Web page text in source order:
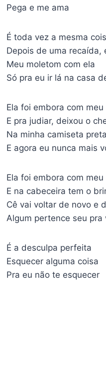
Pega e me ama
É toda vez a mesma
Depois de uma recaída,
Meu moletom com ela
Só pra eu ir lá na casa
Ela foi embora com
E pra judiar, deixou o
Na minha camiseta
E agora eu nunca mais
Ela foi embora com meu
E na cabeceira tem o
Cê vai voltar de novo e
Algum pertence seu pra
É a desculpa perfeita
Esquecer alguma coisa
Pra eu não te esquecer